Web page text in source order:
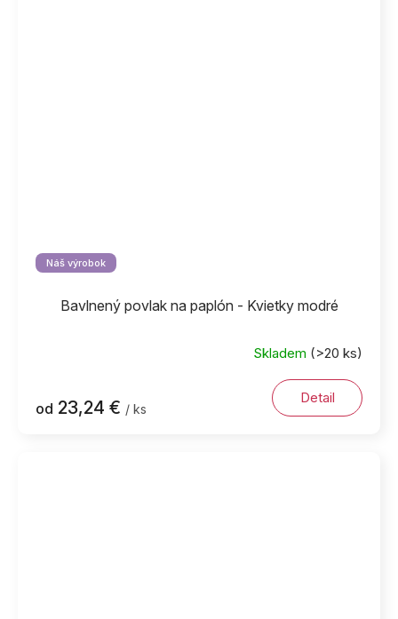
Náš výrobok
Bavlnený povlak na paplón - Kvietky modré
Skladem (>20 ks)
od 23,24 € / ks
Detail